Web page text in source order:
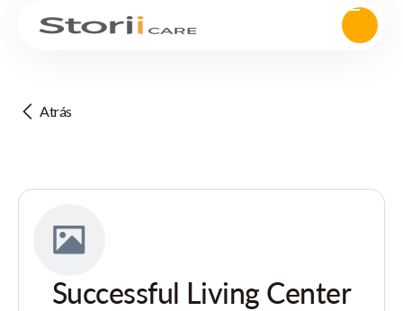
Atrás
Successful Living Center